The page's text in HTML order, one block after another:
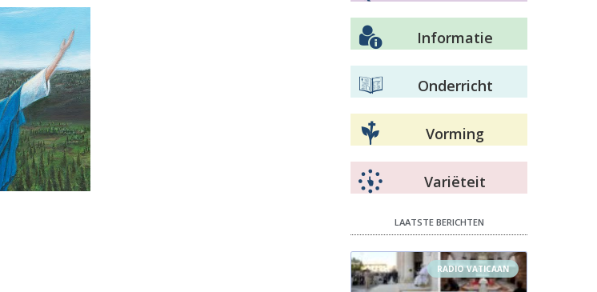
Informatie
Onderricht
Vorming
Variëteit
LAATSTE BERICHTEN
RADIO VATICAAN